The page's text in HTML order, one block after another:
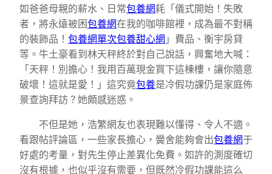
如爸爸母親的薪水、日常包養網耗「儀式開始！失敗
者，將永遠被困包養網在我的咖啡館裡，成為最不對稱
的裝飾品！ 包養網單次包養甜心網 」費品、衡宇房貸
等。牛土豪看到林天秤終於對自己說話，興奮地大喊：
「天秤！別擔心！我用百萬現金買下這棟樓，讓你隨意
破壞！這就是愛！」這究竟包養是冷假功課仍是家庭佈
景查詢拜訪？她頗感迷惑。
不但是她，浩繁網友也表現難以懂得、令人不適。
看跟帖評論區，一些家長擔心，黌舍能夠會出包養網于
好處的考量，對先生停止差異化免費。如許的測度確切
沒有根據，也似乎沒有需要，但既然冷假功課能這么